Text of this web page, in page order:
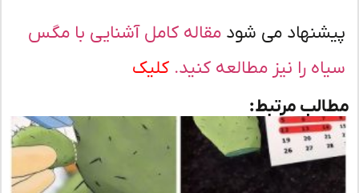
می شودمقاله کامل آشنایی با مگس
را نیز مطالعه کنید.کلیک
مرتبط: